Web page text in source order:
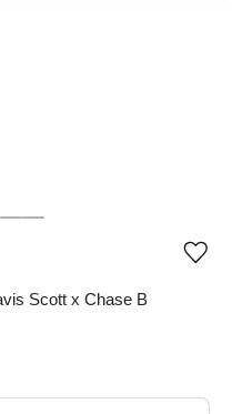
Scott x Chase B